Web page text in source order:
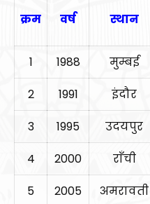
क्रम वर्ष स्थान
1
1988 मुम्बई
2
1991 इंदौर
3
1995 उदयपुर
4
2000 राँची
5
2005 अमरावती